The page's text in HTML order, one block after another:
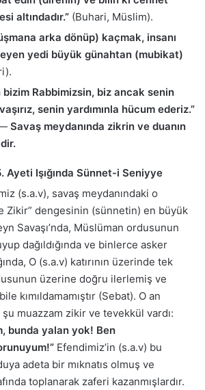
altındadır.” (Buhari, Müslim).
arka dönüp) kaçmak, insanı
yedi büyük günahtan (mubikat)
bizim Rabbimizsin, biz ancak senin
senin yardımınla hücum ederiz.”
Savaş meydanında zikrin ve duanın
Ayeti Işığında Sünnet-i Seniyye
(s.a.v), savaş meydanındaki o
Zikir” dengesinin (sünnetin) en büyük
Savaşı’nda, Müslüman ordusunun
dağıldığında ve binlerce asker
O (s.a.v) katırının üzerinde tek
üzerine doğru ilerlemiş ve
kımıldamamıştır (Sebat). O an
muazzam zikir ve tevekkül vardı:
bunda yalan yok! Ben
Efendimiz’in (s.a.v) bu
adeta bir mıknatıs olmuş ve
toplanarak zaferi kazanmışlardır.